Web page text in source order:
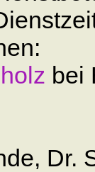
bei
Dr.